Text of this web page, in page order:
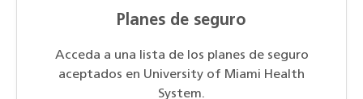
Planes de seguro
Acceda a una lista de los planes de seguro
aceptados en University of Miami Health
System.